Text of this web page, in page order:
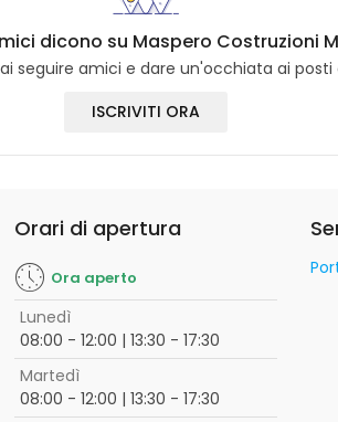
dicono su Maspero Costruzioni
seguire amici e dare un'occhiata ai posti
ISCRIVITI ORA
Orari di apertura
Ora aperto
Lunedì
08:00 - 12:00 | 13:30 - 17:30
Martedì
08:00 - 12:00 | 13:30 - 17:30